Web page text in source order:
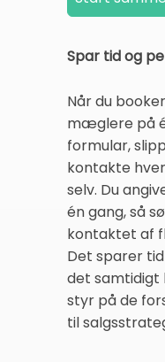
Spar tid og
Når du
mæglere på
formular,
kontakte
selv. Du
én gang, så
kontaktet af
Det sparer
det samtidigt
styr på de
til